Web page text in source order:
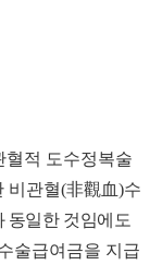
혈적 도수정복술
비관혈(非觀血)수
동일한 것임에도
술급여금을 지급